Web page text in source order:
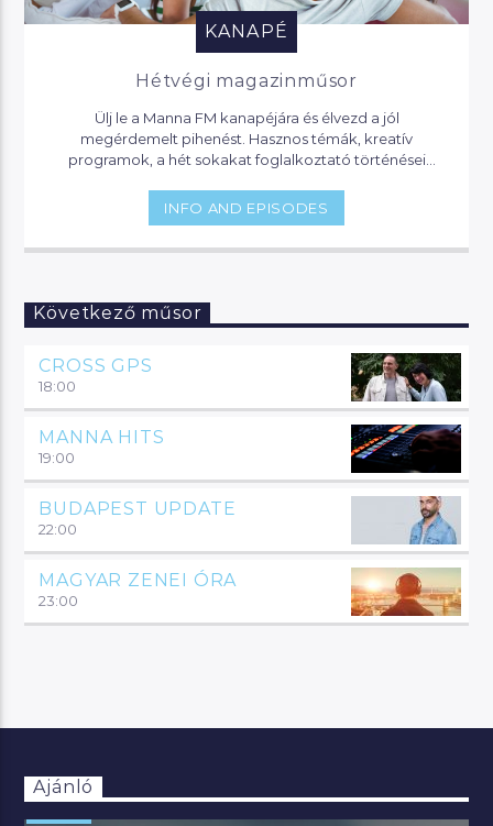
KANAPÉ
Hétvégi magazinműsor
Ülj le a Manna FM kanapéjára és élvezd a jól
megérdemelt pihenést. Hasznos témák, kreatív
programok, a hét sokakat foglalkoztató történései
foglalsz nálunk.
INFO AND EPISODES
Következő műsor
CROSS GPS
18:00
MANNA HITS
19:00
BUDAPEST UPDATE
22:00
MAGYAR ZENEI ÓRA
23:00
Ajánló